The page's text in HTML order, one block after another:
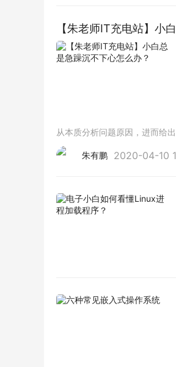
【朱老师IT充电站】小
从本质分析问题原因，进而给
朱有鹏 2020-04-10